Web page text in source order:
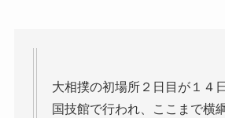
大相撲の初場所２日目が１４
国技館で行われ、ここまで横